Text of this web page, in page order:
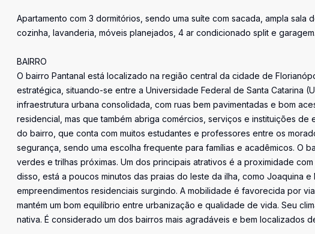
Apartamento com 3 dormitórios, sendo uma suíte com sacada, ampla sala
cozinha, lavanderia, móveis planejados, 4 ar condicionado split e garagem.
BAIRRO
O bairro Pantanal está localizado na região central da cidade de
estratégica, situando-se entre a Universidade Federal de Santa Catarina
infraestrutura urbana consolidada, com ruas bem pavimentadas e bom
residencial, mas que também abriga comércios, serviços e instituições
do bairro, que conta com muitos estudantes e professores entre os
segurança, sendo uma escolha frequente para famílias e acadêmicos. O
verdes e trilhas próximas. Um dos principais atrativos é a proximidade
disso, está a poucos minutos das praias do leste da ilha, como Joaquina
empreendimentos residenciais surgindo. A mobilidade é favorecida por
mantém um bom equilíbrio entre urbanização e qualidade de vida. Seu
nativa. É considerado um dos bairros mais agradáveis e bem localizados